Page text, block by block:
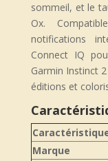
sommeil, et le
Ox.
notifications
Connect IQ
Garmin Instinct
éditions et
Marque